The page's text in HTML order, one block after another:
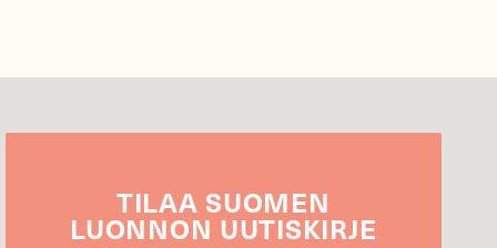
TILAASUOMEN
LUONNON UUTIS­KIRJE